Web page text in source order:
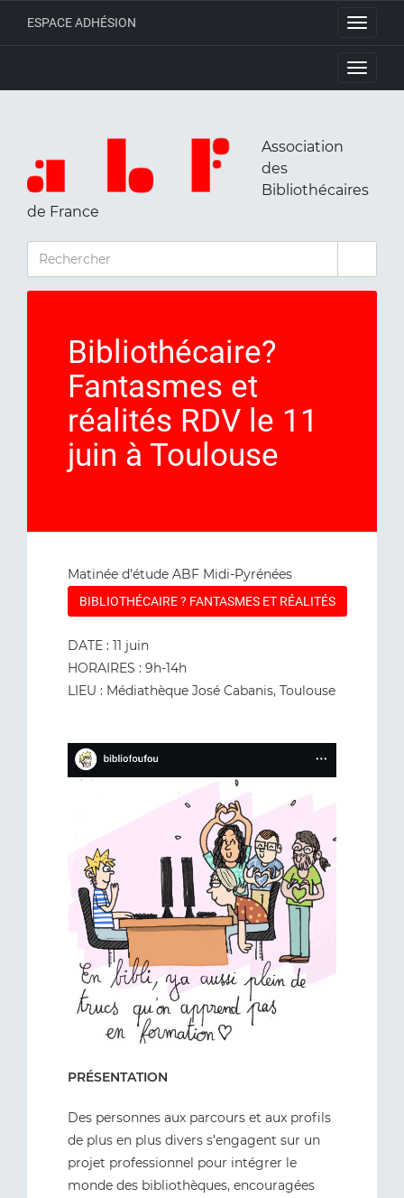
Toggle
ESPACE ADHÉSION
Toggle
Association
des
Bibliothécaires
de France
RECHERCHER
Bibliothécaire?
Fantasmes et
réalités RDV le 11
juin à Toulouse
Matinée d’étude ABF Midi-Pyrénées
BIBLIOTHÉCAIRE ? FANTASMES ET RÉALITÉS
DATE : 11 juin
HORAIRES : 9h-14h
LIEU : Médiathèque José Cabanis, Toulouse
PRÉSENTATION
Des personnes aux parcours et aux profils
de plus en plus divers s’engagent sur un
projet professionnel pour intégrer le
monde des bibliothèques, encouragées